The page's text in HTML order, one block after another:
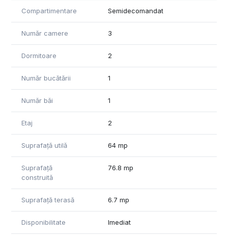
izolate ale orașului.
făcând legătură directă cu centrul municipiului, și inclusiv, cu
Apartamentul deține certificat de performanță energetică,
care se va preda viitorilor proprietari în momentul semnării
contractului de vânzare-cumpărare.
vă stăm cu drag la dispoziție! Informațiile din anunț au fost
furnizate în prealabil de către proprietar. Agenția nu își asumă
privește prețul sau informațiile prezentate.
Compartimentare Semidecomandat
Număr camere 3
Dormitoare 2
Număr bucătării 1
Număr băi 1
Etaj 2
Suprafață utilă 64 mp
Suprafață
construită
76.8 mp
Suprafață terasă 6.7 mp
Disponibilitate Imediat